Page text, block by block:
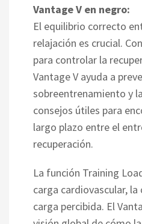
Vantage V en negro:
El equilibrio correcto
relajación es crucial.
para controlar la
Vantage V ayuda a
sobreentrenamiento y
consejos útiles para
largo plazo entre el
recuperación.
La función Training
carga cardiovascular, la
carga percibida. El